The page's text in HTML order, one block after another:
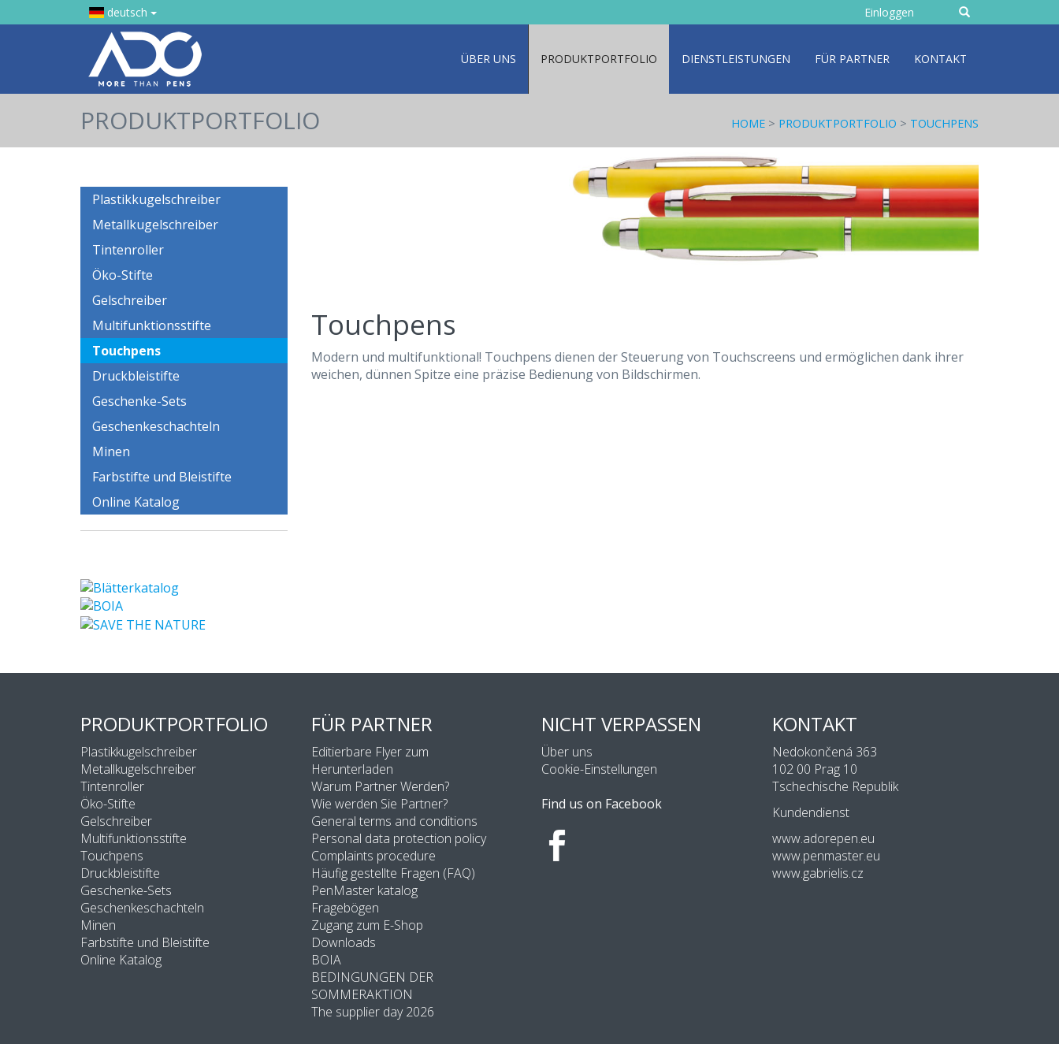
deutsch
geben
Sie
Einloggen
ÜBER UNS PRODUKTPORTFOLIO DIENSTLEISTUNGEN FÜR PARTNER KONTAKT
PRODUKTPORTFOLIO HOME > PRODUKTPORTFOLIO > TOUCHPENS
Plastikkugelschreiber
Metallkugelschreiber
Tintenroller
Öko-Stifte
Gelschreiber
Multifunktionsstifte
Touchpens
Druckbleistifte
Geschenke-Sets
Geschenkeschachteln
Minen
Farbstifte und Bleistifte
Online Katalog
Touchpens
Modern und multifunktional! Touchpens dienen der Steuerung von Touchscreens und ermöglichen dank ihrer
weichen, dünnen Spitze eine präzise Bedienung von Bildschirmen.
PRODUKTPORTFOLIO
Plastikkugelschreiber
Metallkugelschreiber
Tintenroller
Öko-Stifte
Gelschreiber
Multifunktionsstifte
Touchpens
Druckbleistifte
Geschenke-Sets
Geschenkeschachteln
Minen
Farbstifte und Bleistifte
Online Katalog
FÜR PARTNER
Editierbare Flyer zum
Herunterladen
Warum Partner Werden?
Wie werden Sie Partner?
General terms and conditions
Personal data protection policy
Complaints procedure
Häufig gestellte Fragen (FAQ)
PenMaster katalog
Fragebögen
Zugang zum E-Shop
Downloads
BOIA
BEDINGUNGEN DER
SOMMERAKTION
The supplier day 2026
NICHT VERPASSEN
Über uns
Cookie-Einstellungen
Find us on Facebook
KONTAKT
Nedokončená 363
102 00 Prag 10
Tschechische Republik
Kundendienst
www.adorepen.eu
www.penmaster.eu
www.gabrielis.cz